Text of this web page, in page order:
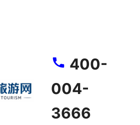
400-
004-
3666